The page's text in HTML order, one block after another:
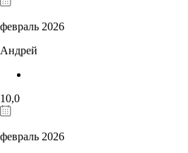
февраль 2026
Андрей
10,0
февраль 2026